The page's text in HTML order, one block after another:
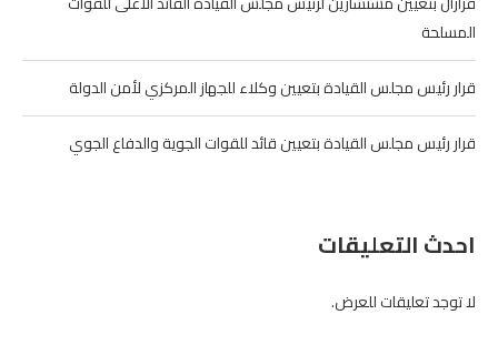
المسلحة
قرار رئيس مجلس القيادة بتعيين وكلاء للجهاز المركزي لأمن الدولة
قرار رئيس مجلس القيادة بتعيين قائد للقوات الجوية والدفاع الجوي
احدث التعليقات
لا توجد تعليقات للعرض.